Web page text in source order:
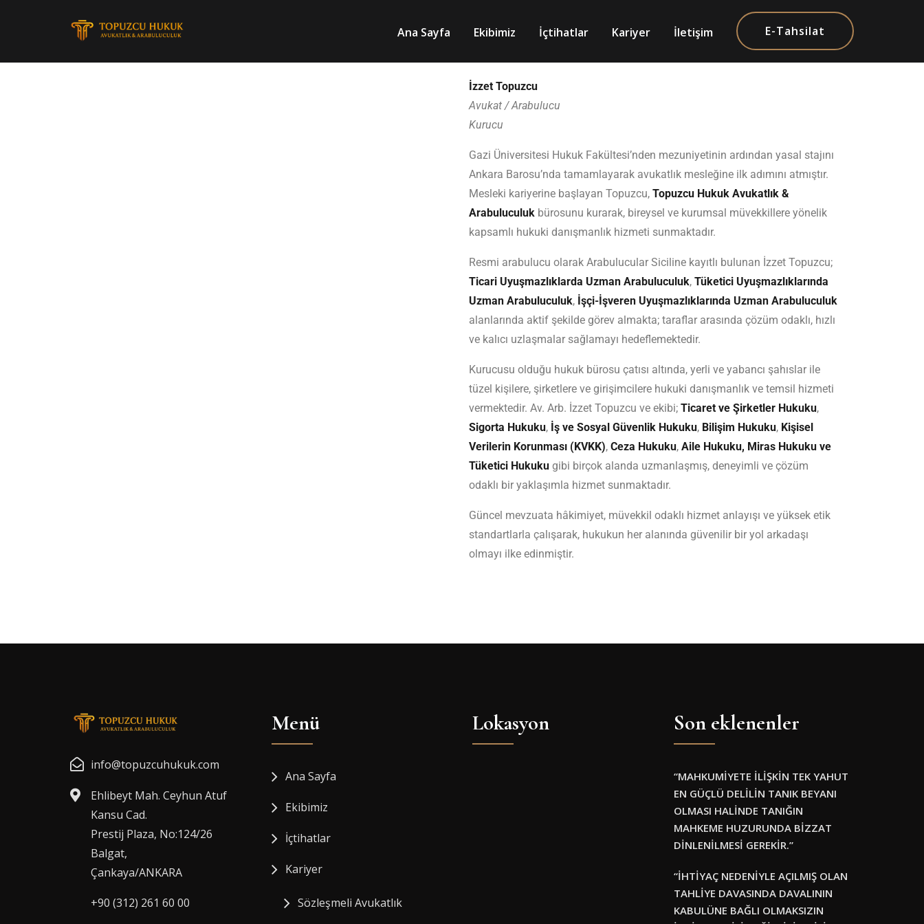
Ana Sayfa Ekibimiz İçtihatlar Kariyer İletişim E-Tahsilat
İzzet Topuzcu
Avukat / Arabulucu
Kurucu
Gazi Üniversitesi Hukuk Fakültesi’nden mezuniyetinin ardından yasal stajını
Ankara Barosu’nda tamamlayarak avukatlık mesleğine ilk adımını atmıştır.
Mesleki kariyerine başlayan Topuzcu, Topuzcu Hukuk Avukatlık &
Arabuluculuk bürosunu kurarak, bireysel ve kurumsal müvekkillere yönelik
kapsamlı hukuki danışmanlık hizmeti sunmaktadır.
Resmi arabulucu olarak Arabulucular Siciline kayıtlı bulunan İzzet Topuzcu;
Ticari Uyuşmazlıklarda Uzman Arabuluculuk, Tüketici Uyuşmazlıklarında
Uzman Arabuluculuk, İşçi-İşveren Uyuşmazlıklarında Uzman Arabuluculuk
alanlarında aktif şekilde görev almakta; taraflar arasında çözüm odaklı, hızlı
ve kalıcı uzlaşmalar sağlamayı hedeflemektedir.
Kurucusu olduğu hukuk bürosu çatısı altında, yerli ve yabancı şahıslar ile
tüzel kişilere, şirketlere ve girişimcilere hukuki danışmanlık ve temsil hizmeti
vermektedir. Av. Arb. İzzet Topuzcu ve ekibi; Ticaret ve Şirketler Hukuku,
Sigorta Hukuku, İş ve Sosyal Güvenlik Hukuku, Bilişim Hukuku, Kişisel
Verilerin Korunması (KVKK), Ceza Hukuku, Aile Hukuku, Miras Hukuku ve
Tüketici Hukuku gibi birçok alanda uzmanlaşmış, deneyimli ve çözüm
odaklı bir yaklaşımla hizmet sunmaktadır.
Güncel mevzuata hâkimiyet, müvekkil odaklı hizmet anlayışı ve yüksek etik
standartlarla çalışarak, hukukun her alanında güvenilir bir yol arkadaşı
olmayı ilke edinmiştir.
info@topuzcuhukuk.com
Ehlibeyt Mah. Ceyhun Atuf
Kansu Cad.
Prestij Plaza, No:124/26
Balgat,
Çankaya/ANKARA
+90 (312) 261 60 00
Menü
Ana Sayfa
Ekibimiz
İçtihatlar
Kariyer
Sözleşmeli Avukatlık
Lokasyon Son eklenenler
“MAHKUMİYETE İLİŞKİN TEK YAHUT
EN GÜÇLÜ DELİLİN TANIK BEYANI
OLMASI HALİNDE TANIĞIN
MAHKEME HUZURUNDA BİZZAT
DİNLENİLMESİ GEREKİR.”
“İHTİYAÇ NEDENİYLE AÇILMIŞ OLAN
TAHLİYE DAVASINDA DAVALININ
KABULÜNE BAĞLI OLMAKSIZIN